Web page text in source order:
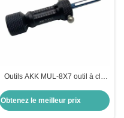
Outils AKK MUL-8X7 outil à clé
verrouillage
Obtenez le meilleur prix